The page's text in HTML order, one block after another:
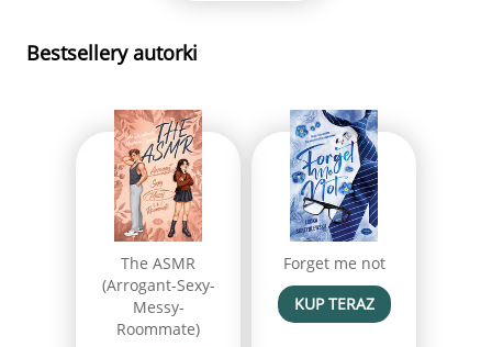
Bestsellery autorki
The ASMR
(Arrogant-Sexy-
Messy-
Roommate)
Forget me not
KUP TERAZ